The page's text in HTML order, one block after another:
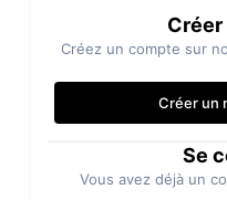
Créez un compte sur
Créer un
Se
Vous avez déjà un